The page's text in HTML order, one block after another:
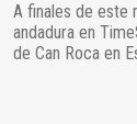
A finales de este
andadura en
de Can Roca en